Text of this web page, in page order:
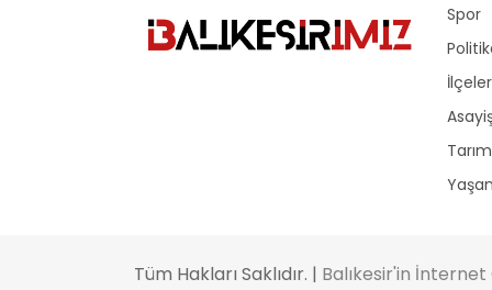
Spor
İlçeler
Tarım
Tüm Hakları Saklıdır. | Balıkesir'in